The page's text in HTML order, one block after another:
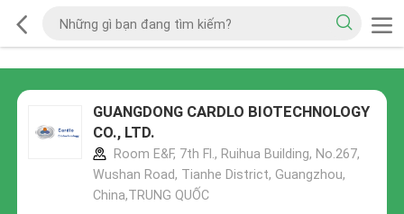
GUANGDONG CARDLO BIOTECHNOLOGY
CO., LTD.
Room E&F, 7th Fl., Ruihua Building, No.267,
Wushan Road, Tianhe District, Guangzhou,
China,TRUNG QUỐC